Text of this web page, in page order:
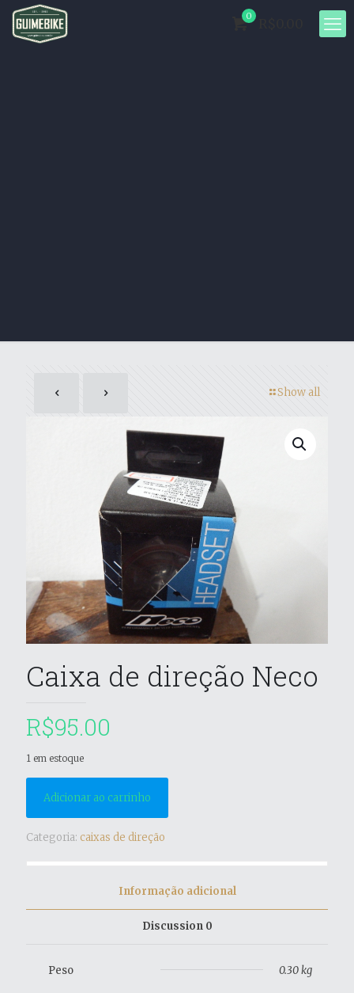
0
Show all
Caixa de direção Neco
R$95.00
1 em estoque
Adicionar ao carrinho
Categoria: caixas de direção
Informação adicional
Discussion 0
Peso 0.30 kg